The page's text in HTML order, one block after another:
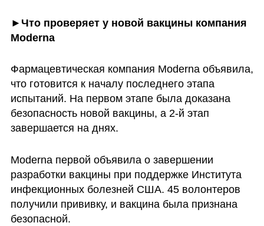
►Что проверяет у новой вакцины компания
Moderna
Фармацевтическая компания Moderna объявила,
что готовится к началу последнего этапа
испытаний. На первом этапе была доказана
безопасность новой вакцины, а 2-й этап
завершается на днях.
Moderna первой объявила о завершении
разработки вакцины при поддержке Института
инфекционных болезней США. 45 волонтеров
получили прививку, и вакцина была признана
безопасной.